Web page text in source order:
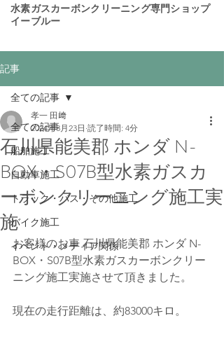
​水素ガスカーボンクリーニング専門ショップ
イーブルー
記事
全ての記事
船舶施工
自動車施工
トラック・バス・その他施工
バイク施工
イベント・メディア関係
全ての記事
石川県能美郡 ホンダ N-
BOX・S07B型水素ガスカ
ーボンクリーニング施工実
施
孝一 田﨑
2024年3月23日 読了時間: 4分
お客様のお車 石川県能美郡 ホンダ N-
BOX・S07B型水素ガスカーボンクリー
ニング施工実施させて頂きました。
現在の走行距離は、約83000キロ。